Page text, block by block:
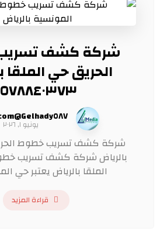
شركة كشف
الحريق حي الملقا
Gelhady٥٨٧@gmail.com
يونيو ١, ٢٠٢٦
شركة كشف تسريب خطوط
بالرياض شركة كشف تسريب
الملقا بالرياض يعتبر حي
قراءة المزيد